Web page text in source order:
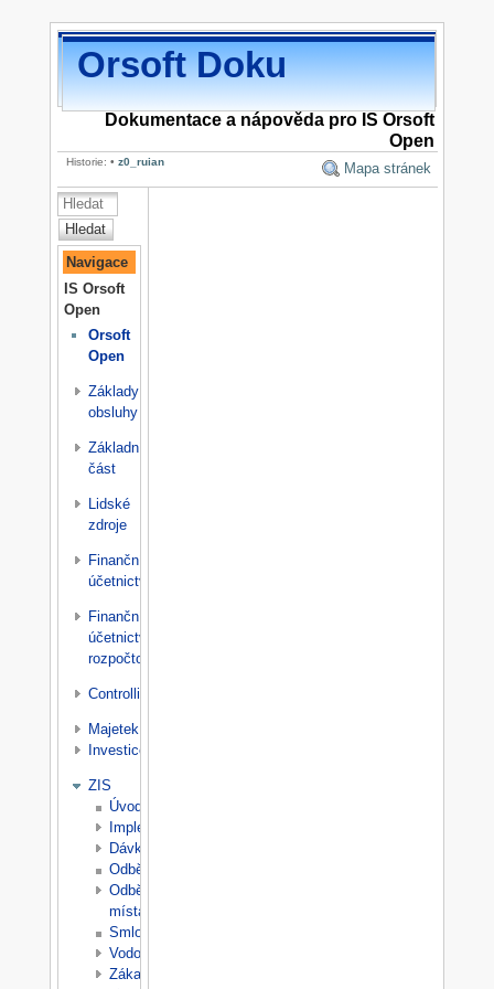
Orsoft Doku
Dokumentace a nápověda pro IS Orsoft
Open
Historie: • z0_ruian Mapa stránek
Hledat
Navigace
IS Orsoft
Open
Orsoft
Open
Základy
obsluhy
Základní
část
Lidské
zdroje
Finanční
účetnictví
Finanční
účetnictví
rozpočtové
Controlling
Majetek
Investice
ZIS
Úvod
Implementace
Dávky/Odečty
Odběratelé
Odběrná
místa
Smlouvy
Vodoměry
Zákaznická